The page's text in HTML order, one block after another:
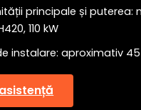
principale și puterea:
110 kW
instalare: aproximativ 45